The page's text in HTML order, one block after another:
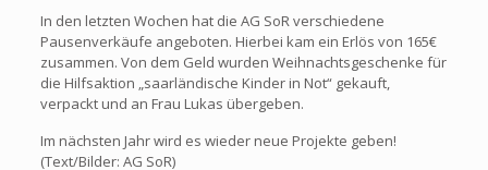
In den letzten Wochen hat die AG SoR verschiedene
Pausenverkäufe angeboten. Hierbei kam ein Erlös von 165€
zusammen. Von dem Geld wurden Weihnachtsgeschenke für
die Hilfsaktion „saarländische Kinder in Not“ gekauft,
verpackt und an Frau Lukas übergeben.
Im nächsten Jahr wird es wieder neue Projekte geben!
(Text/Bilder: AG SoR)